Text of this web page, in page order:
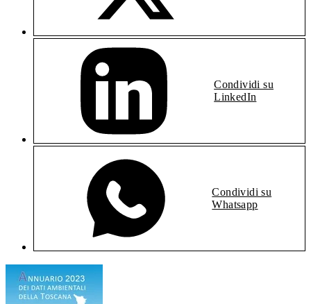
Condividi su
LinkedIn
Condividi su
Whatsapp